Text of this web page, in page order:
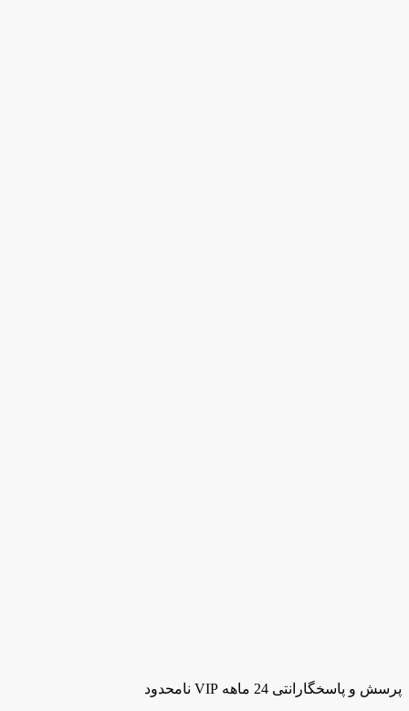
پرسش و پاسخگارانتی 24 ماهه VIP نامحدود